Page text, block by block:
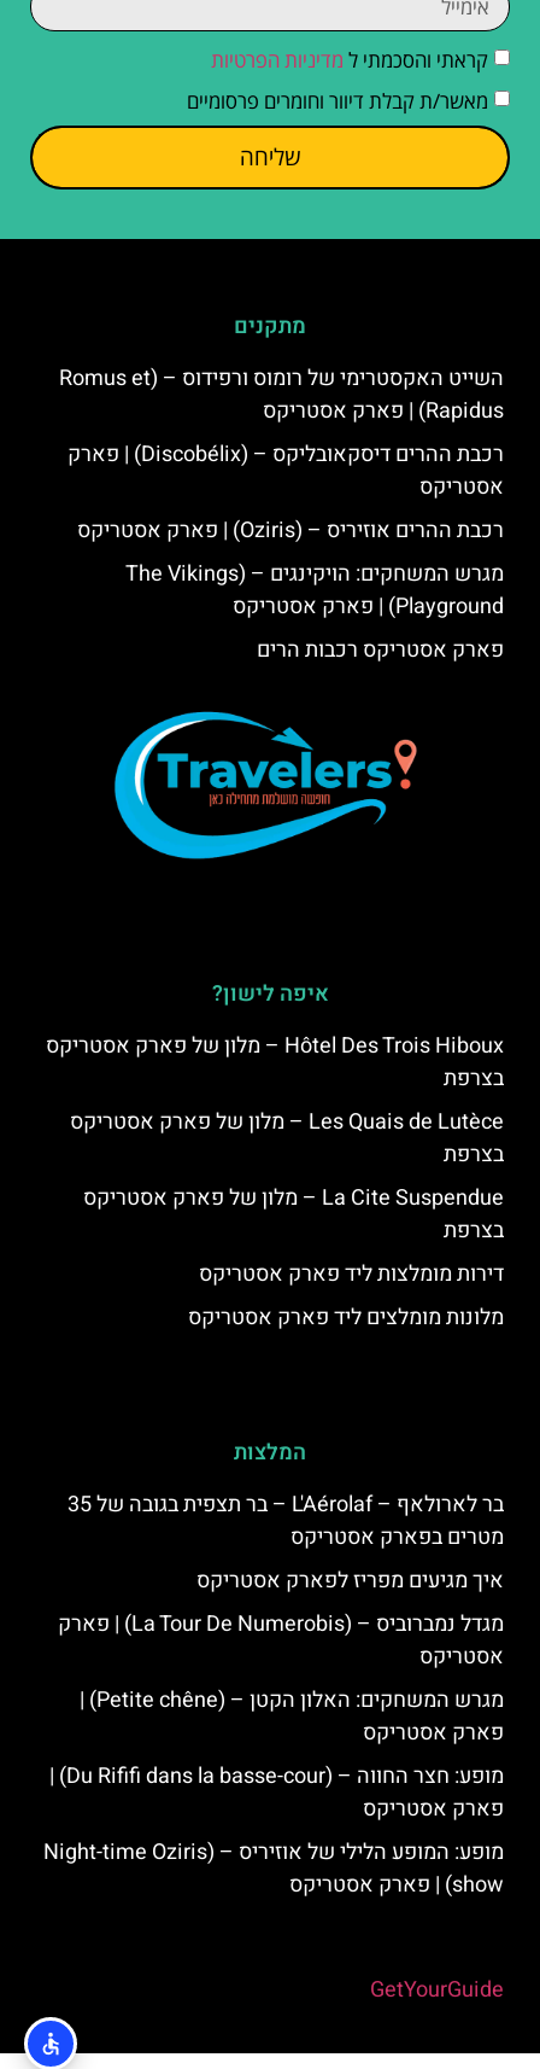
קראתי והסכמתי ל מדיניות הפרטיות
מאשר/ת קבלת דיוור וחומרים פרסומיים
שליחה
מתקנים
השייט האקסטרימי של רומוס ורפידוס – (Romus et
Rapidus) | פארק אסטריקס
רכבת ההרים דיסקאובליקס – (Discobélix) | פארק
אסטריקס
רכבת ההרים אוזיריס – (Oziris) | פארק אסטריקס
מגרש המשחקים: הויקינגים – (The Vikings
Playground) | פארק אסטריקס
פארק אסטריקס רכבות הרים
איפה לישון?
Hôtel Des Trois Hiboux – מלון של פארק אסטריקס
בצרפת
Les Quais de Lutèce – מלון של פארק אסטריקס
בצרפת
La Cite Suspendue – מלון של פארק אסטריקס
בצרפת
דירות מומלצות ליד פארק אסטריקס
מלונות מומלצים ליד פארק אסטריקס
המלצות
בר לארולאף – L'Aérolaf – בר תצפית בגובה של 35
מטרים בפארק אסטריקס
איך מגיעים מפריז לפארק אסטריקס
מגדל נמברוביס – (La Tour De Numerobis) | פארק
אסטריקס
מגרש המשחקים: האלון הקטן – (Petite chêne) |
פארק אסטריקס
מופע: חצר החווה – (Du Rififi dans la basse-cour) |
פארק אסטריקס
מופע: המופע הלילי של אוזיריס – (Night-time Oziris
show) | פארק אסטריקס
GetYourGuide